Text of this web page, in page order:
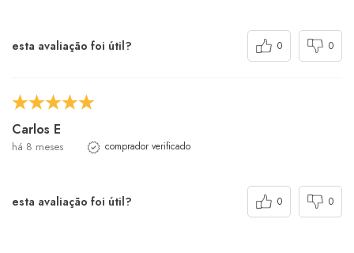
esta avaliação foi útil? 0 0
Carlos E
há 8 meses comprador verificado
esta avaliação foi útil? 0 0